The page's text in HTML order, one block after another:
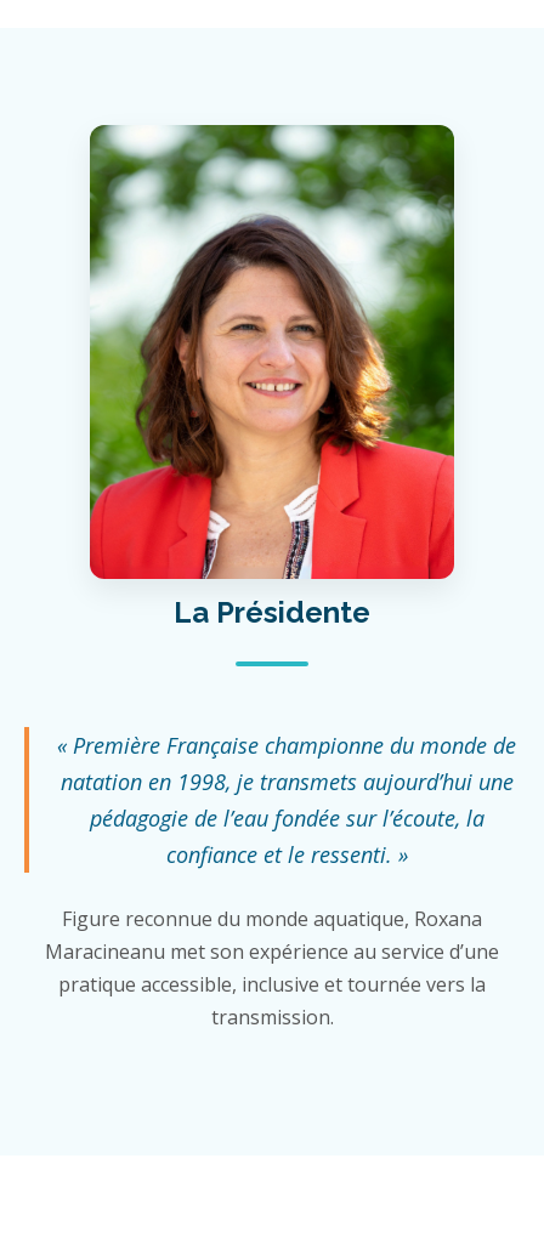
La Présidente
« Première Française championne du monde de
natation en 1998, je transmets aujourd’hui une
pédagogie de l’eau fondée sur l’écoute, la
confiance et le ressenti. »
Figure reconnue du monde aquatique, Roxana
Maracineanu met son expérience au service d’une
pratique accessible, inclusive et tournée vers la
transmission.